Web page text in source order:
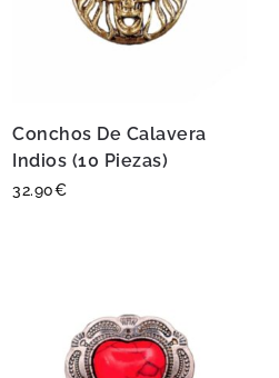
Conchos De Calavera
Indios (10 Piezas)
32.90€